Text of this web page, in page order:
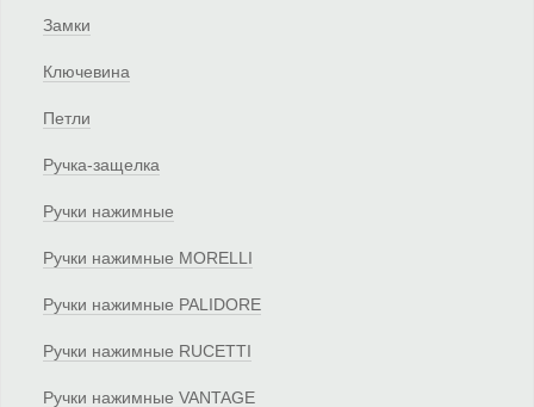
Замки
Ключевина
Петли
Ручка-защелка
Ручки нажимные
Ручки нажимные MORELLI
Ручки нажимные PALIDORE
Ручки нажимные RUCETTI
Ручки нажимные VANTAGE